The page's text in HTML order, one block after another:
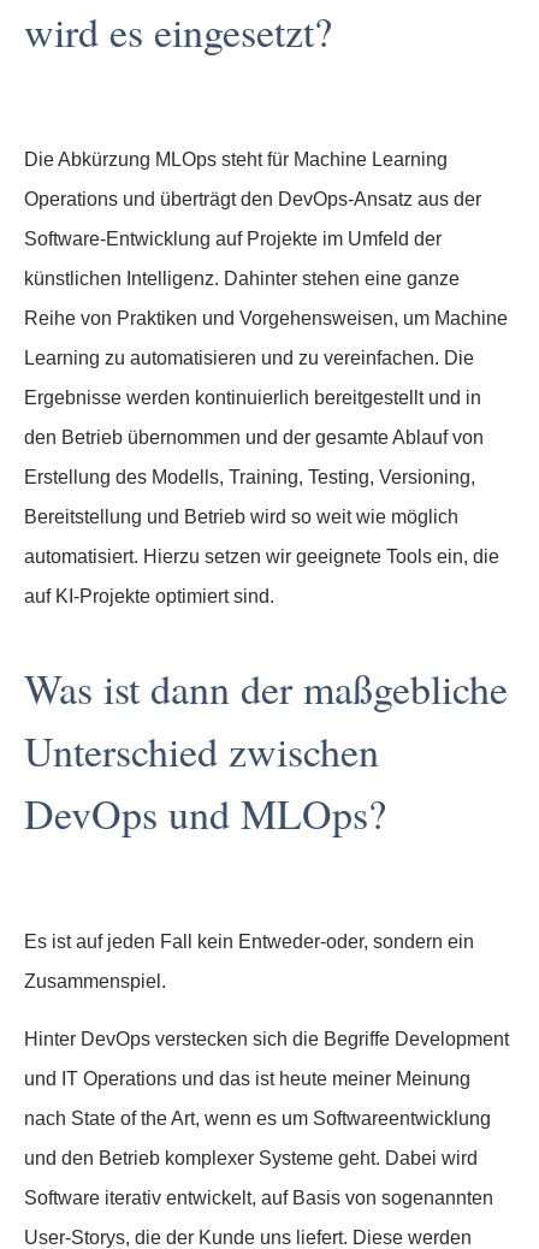
wird es eingesetzt?
Die Abkürzung MLOps steht für Machine Learning
Operations und überträgt den DevOps-Ansatz aus der
Software-Entwicklung auf Projekte im Umfeld der
künstlichen Intelligenz. Dahinter stehen eine ganze
Reihe von Praktiken und Vorgehensweisen, um Machine
Learning zu automatisieren und zu vereinfachen. Die
Ergebnisse werden kontinuierlich bereitgestellt und in
den Betrieb übernommen und der gesamte Ablauf von
Erstellung des Modells, Training, Testing, Versioning,
Bereitstellung und Betrieb wird so weit wie möglich
automatisiert. Hierzu setzen wir geeignete Tools ein, die
auf KI-Projekte optimiert sind.
Was ist dann der maßgebliche
Unterschied zwischen
DevOps und MLOps?
Es ist auf jeden Fall kein Entweder-oder, sondern ein
Zusammenspiel.
Hinter DevOps verstecken sich die Begriffe Development
und IT Operations und das ist heute meiner Meinung
nach State of the Art, wenn es um Softwareentwicklung
und den Betrieb komplexer Systeme geht. Dabei wird
Software iterativ entwickelt, auf Basis von sogenannten
User-Storys, die der Kunde uns liefert. Diese werden